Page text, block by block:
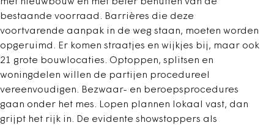
bestaande voorraad. Barrières die deze
voortvarende aanpak in de weg staan, moeten worden
opgeruimd. Er komen straatjes en wijkjes bij, maar ook
21 grote bouwlocaties. Optoppen, splitsen en
woningdelen willen de partijen procedureel
vereenvoudigen. Bezwaar- en beroepsprocedures
gaan onder het mes. Lopen plannen lokaal vast, dan
grijpt het rijk in. De evidente showstoppers als